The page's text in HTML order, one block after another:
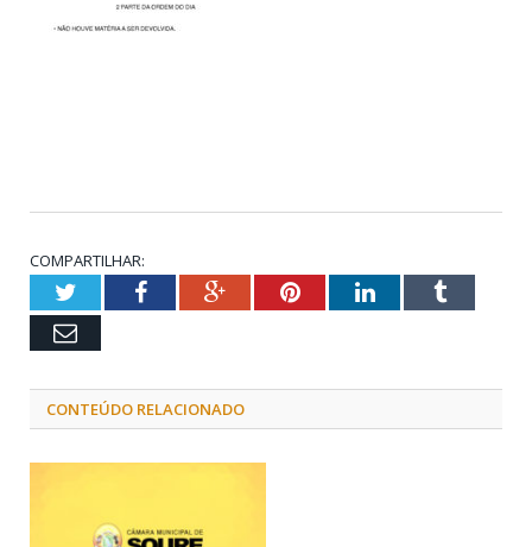
COMPARTILHAR:
TwitterFacebookGoogle+PinterestLinkedInTumblr
Email
CONTEÚDO RELACIONADO